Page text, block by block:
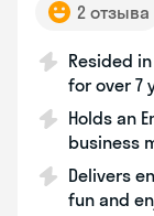
2 отзыва
Resided
for over 7
Holds an
business
Delivers
fun and